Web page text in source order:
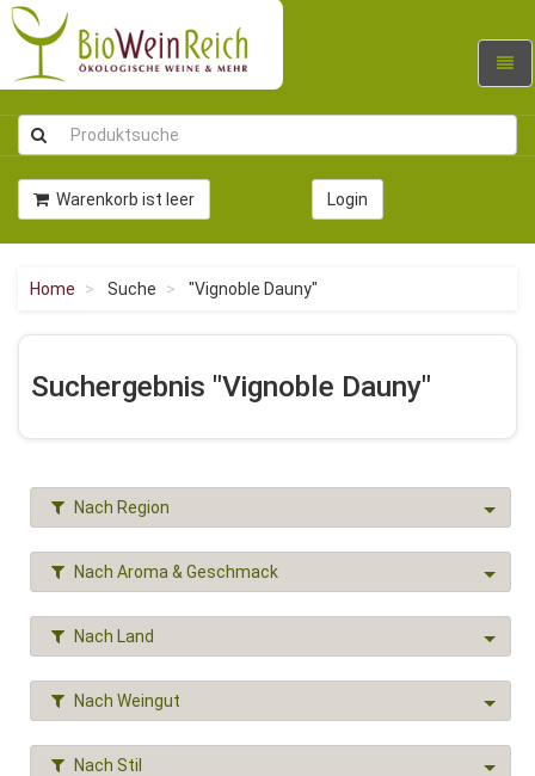
Warenkorb ist leer Login
Home Suche "Vignoble Dauny"
Suchergebnis "Vignoble Dauny"
Nach Region
Nach Aroma & Geschmack
Nach Land
Nach Weingut
Nach Stil